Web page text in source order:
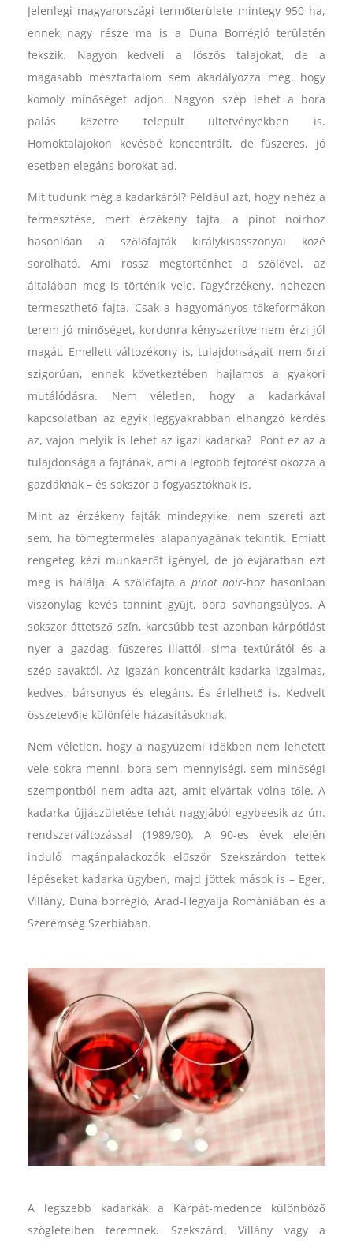
Jelenlegi magyarországi termőterülete mintegy 950 ha,
ennek nagy része ma is a Duna Borrégió területén
fekszik. Nagyon kedveli a löszös talajokat, de a
magasabb mésztartalom sem akadályozza meg, hogy
komoly minőséget adjon. Nagyon szép lehet a bora
palás kőzetre települt ültetvényekben is.
Homoktalajokon kevésbé koncentrált, de fűszeres, jó
esetben elegáns borokat ad.
Mit tudunk még a kadarkáról? Például azt, hogy nehéz a
termesztése, mert érzékeny fajta, a pinot noirhoz
hasonlóan a szőlőfajták királykisasszonyai közé
sorolható. Ami rossz megtörténhet a szőlővel, az
általában meg is történik vele. Fagyérzékeny, nehezen
termeszthető fajta. Csak a hagyományos tőkeformákon
terem jó minőséget, kordonra kényszerítve nem érzi jól
magát. Emellett változékony is, tulajdonságait nem őrzi
szigorúan, ennek következtében hajlamos a gyakori
mutálódásra. Nem véletlen, hogy a kadarkával
kapcsolatban az egyik leggyakrabban elhangzó kérdés
az, vajon melyik is lehet az igazi kadarka? Pont ez az a
tulajdonsága a fajtának, ami a legtöbb fejtörést okozza a
gazdáknak – és sokszor a fogyasztóknak is.
Mint az érzékeny fajták mindegyike, nem szereti azt
sem, ha tömegtermelés alapanyagának tekintik. Emiatt
rengeteg kézi munkaerőt igényel, de jó évjáratban ezt
meg is hálálja. A szőlőfajta a pinot noir-hoz hasonlóan
viszonylag kevés tannint gyűjt, bora savhangsúlyos. A
sokszor áttetsző szín, karcsúbb test azonban kárpótlást
nyer a gazdag, fűszeres illattól, sima textúrától és a
szép savaktól. Az igazán koncentrált kadarka izgalmas,
kedves, bársonyos és elegáns. És érlelhető is. Kedvelt
összetevője különféle házasításoknak.
Nem véletlen, hogy a nagyüzemi időkben nem lehetett
vele sokra menni, bora sem mennyiségi, sem minőségi
szempontból nem adta azt, amit elvártak volna tőle. A
kadarka újjászületése tehát nagyjából egybeesik az ún.
rendszerváltozással (1989/90). A 90-es évek elején
induló magánpalackozók először Szekszárdon tettek
lépéseket kadarka ügyben, majd jöttek mások is – Eger,
Villány, Duna borrégió, Arad-Hegyalja Romániában és a
Szerémség Szerbiában.
A legszebb kadarkák a Kárpát-medence különböző
szögleteiben teremnek. Szekszárd, Villány vagy a